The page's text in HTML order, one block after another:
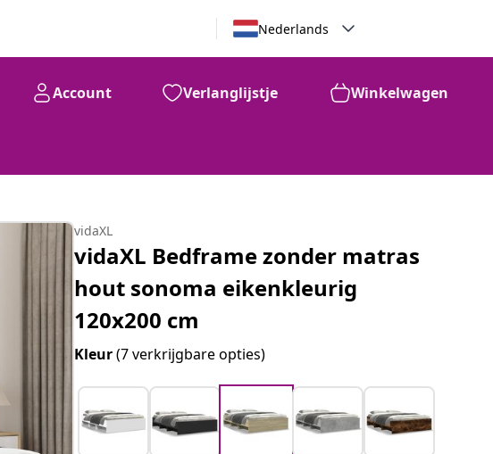
Nederlands
Account Verlanglijstje Winkelwagen
vidaXL
vidaXL Bedframe zonder matras
hout sonoma eikenkleurig
120x200 cm
Kleur(7 verkrijgbare opties)